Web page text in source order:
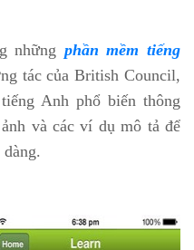
những phần mềm tiếng
tác của British Council,
Anh phổ biến thông
và các ví dụ mô tả để